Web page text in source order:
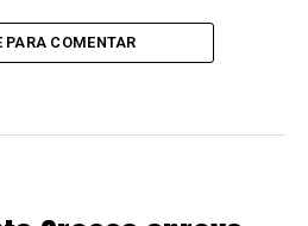
PARA COMENTAR